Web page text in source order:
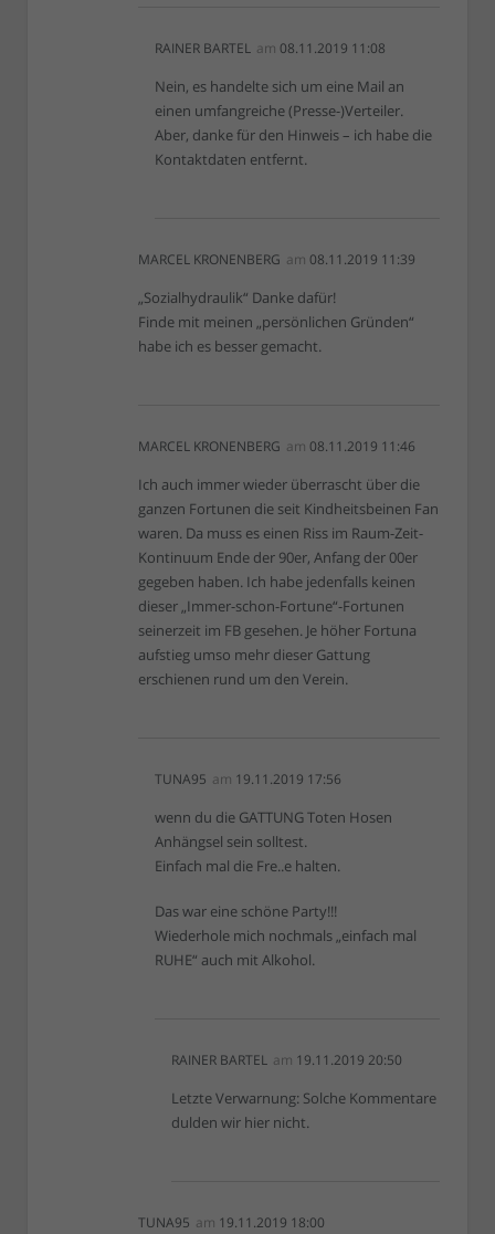
RAINER BARTEL am 08.11.2019 11:08
Nein, es handelte sich um eine Mail an
einen umfangreiche (Presse-)Verteiler.
Aber, danke für den Hinweis – ich habe die
Kontaktdaten entfernt.
MARCEL KRONENBERG am 08.11.2019 11:39
„Sozialhydraulik“ Danke dafür!
Finde mit meinen „persönlichen Gründen“
habe ich es besser gemacht.
MARCEL KRONENBERG am 08.11.2019 11:46
Ich auch immer wieder überrascht über die
ganzen Fortunen die seit Kindheitsbeinen Fan
waren. Da muss es einen Riss im Raum-Zeit-
Kontinuum Ende der 90er, Anfang der 00er
gegeben haben. Ich habe jedenfalls keinen
dieser „Immer-schon-Fortune“-Fortunen
seinerzeit im FB gesehen. Je höher Fortuna
aufstieg umso mehr dieser Gattung
erschienen rund um den Verein.
TUNA95 am 19.11.2019 17:56
wenn du die GATTUNG Toten Hosen
Anhängsel sein solltest.
Einfach mal die Fre..e halten.
Das war eine schöne Party!!!
Wiederhole mich nochmals „einfach mal
RUHE“ auch mit Alkohol.
RAINER BARTEL am 19.11.2019 20:50
Letzte Verwarnung: Solche Kommentare
dulden wir hier nicht.
TUNA95 am 19.11.2019 18:00